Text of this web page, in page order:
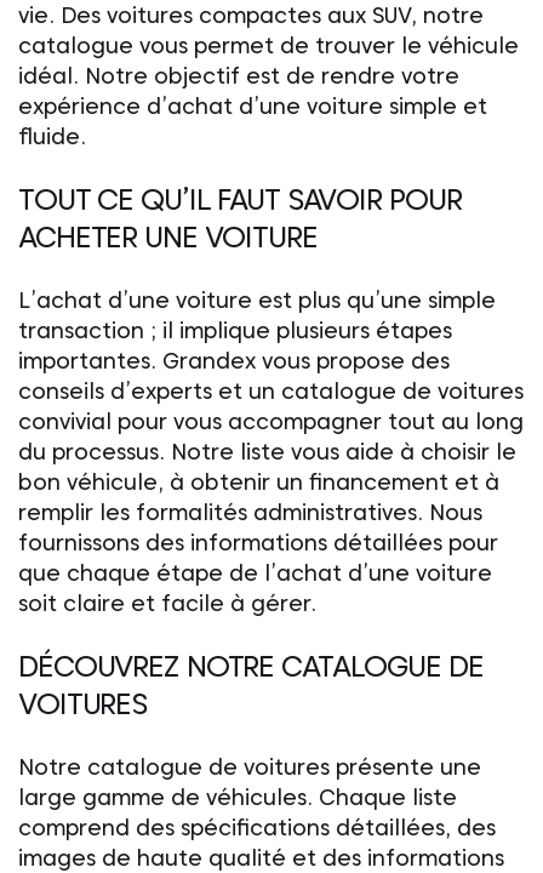
vie. Des voitures compactes aux SUV, notre
catalogue vous permet de trouver le véhicule
idéal. Notre objectif est de rendre votre
expérience d’achat d’une voiture simple et
fluide.
TOUT CE QU’IL FAUT SAVOIR POUR
ACHETER UNE VOITURE
L’achat d’une voiture est plus qu’une simple
transaction ; il implique plusieurs étapes
importantes. Grandex vous propose des
conseils d’experts et un catalogue de voitures
convivial pour vous accompagner tout au long
du processus. Notre liste vous aide à choisir le
bon véhicule, à obtenir un financement et à
remplir les formalités administratives. Nous
fournissons des informations détaillées pour
que chaque étape de l’achat d’une voiture
soit claire et facile à gérer.
DÉCOUVREZ NOTRE CATALOGUE DE
VOITURES
Notre catalogue de voitures présente une
large gamme de véhicules. Chaque liste
comprend des spécifications détaillées, des
images de haute qualité et des informations